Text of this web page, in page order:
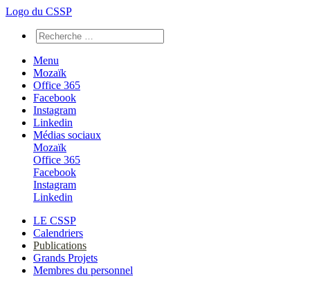
Logo du CSSP
Menu
Mozaïk
Office 365
Facebook
Instagram
Linkedin
Médias sociaux
Mozaïk
Office 365
Facebook
Instagram
Linkedin
LE CSSP
Calendriers
Publications
Grands Projets
Membres du personnel